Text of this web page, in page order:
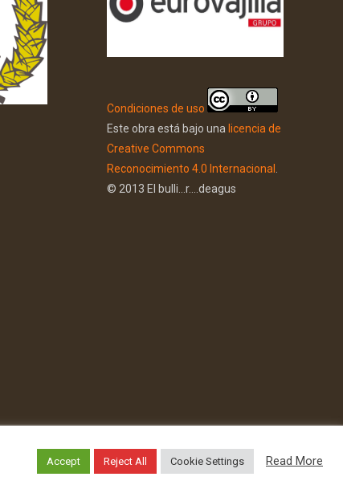
Condiciones de uso
Este obra está bajo una licencia de
Creative Commons
Reconocimiento 4.0 Internacional .
© 2013 El bulli...r....deagus
Accept Reject All Cookie Settings Read More